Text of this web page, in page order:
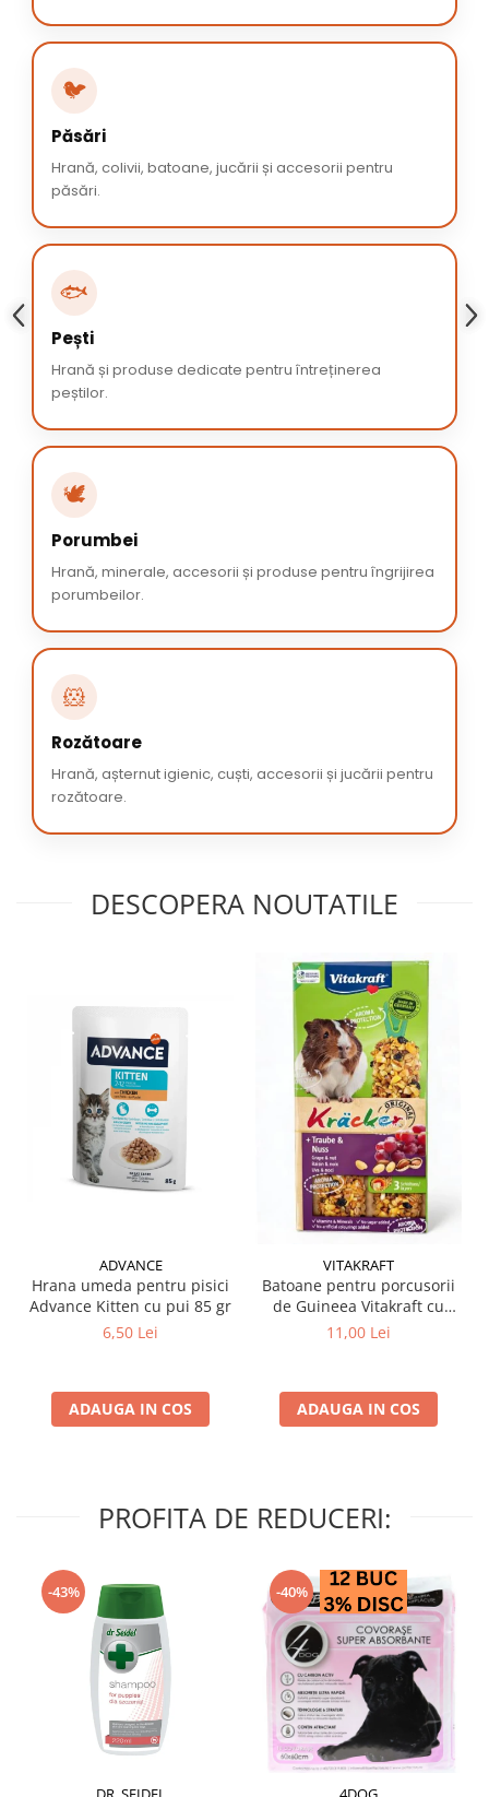
🐦
Păsări
Hrană, colivii, batoane, jucării și accesorii pentru
păsări.
🐟
Pești
Hrană și produse dedicate pentru întreținerea
peștilor.
🕊️
Porumbei
Hrană, minerale, accesorii și produse pentru îngrijirea
porumbeilor.
🐹
Rozătoare
Hrană, așternut igienic, cuști, accesorii și jucării pentru
rozătoare.
DESCOPERA NOUTATILE
ADVANCE
Hrana umeda pentru pisici
Advance Kitten cu pui 85 gr
6,50 Lei
ADAUGA IN COS
VITAKRAFT
Batoane pentru porcusorii
de Guineea Vitakraft cu
struguri & nuci 2 buc
11,00 Lei
ADAUGA IN COS
PROFITA DE REDUCERI:
-43% -40%